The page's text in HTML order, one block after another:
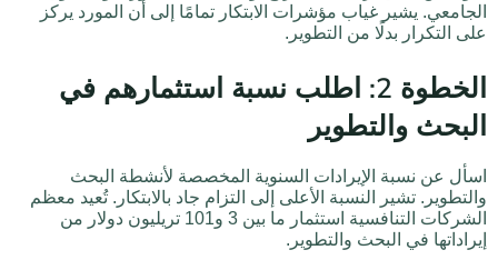
الجامعي. يشير غياب مؤشرات الابتكار تمامًا إلى أن المورد يركز
على التكرار بدلًا من التطوير.
الخطوة 2: اطلب نسبة استثمارهم في
البحث والتطوير
اسأل عن نسبة الإيرادات السنوية المخصصة لأنشطة البحث
والتطوير. تشير النسبة الأعلى إلى التزام جاد بالابتكار. تُعيد معظم
الشركات التنافسية استثمار ما بين 3 و101 تريليون دولار من
إيراداتها في البحث والتطوير.